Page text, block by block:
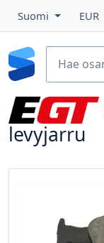
Suomi EUR
levyjarru